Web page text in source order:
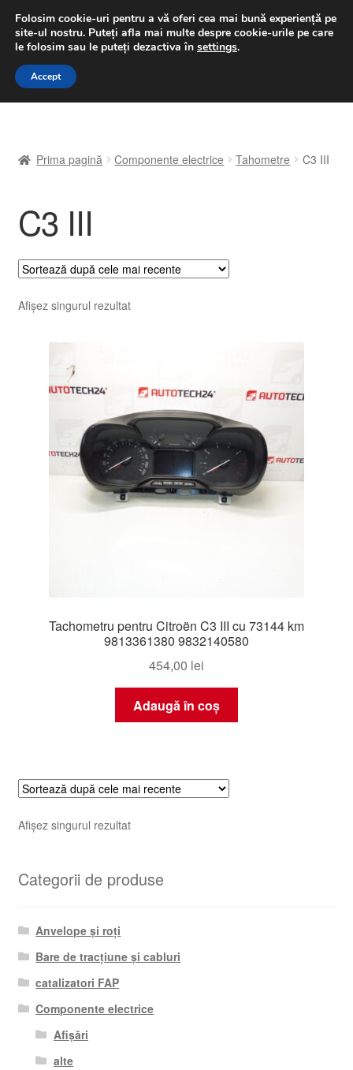
LIVRARE de la 33 lei
luni-vineri 9 a.m. - 4 p.m.031 229 6816
Sari
Sari
A lua legatura
Contul meu
Coș
Despre noi
Finalizare comandă
Livrare
Livrare în toată lumea
Termeni si conditii
Prima pagină Componente electrice Tahometre C3 III
C3 III
Afișez singurul rezultat
Tachometru pentru Citroën C3 III cu 73144 km
9813361380 9832140580
454,00 lei
Adaugă în coș
Afișez singurul rezultat
Categorii de produse
Anvelope și roți
Bare de tracțiune și cabluri
catalizatori FAP
Componente electrice
Afișări
alte
Folosim cookie-uri pentru a vă oferi cea mai bună experiență pe
site-ul nostru. Puteți afla mai multe despre cookie-urile pe care
le folosim sau le puteți dezactiva în settings.
Accept